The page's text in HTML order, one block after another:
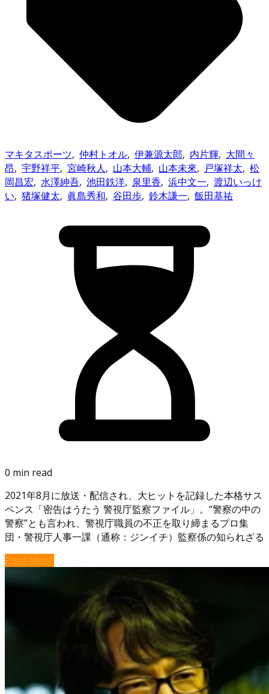
マキタスポーツ, 仲村トオル, 伊兼源太郎, 内片輝, 大間々
昂, 宇野祥平, 宮崎秋人, 山本大輔, 山本未來, 戸塚祥太, 松
岡昌宏, 水澤紳吾, 池田鉄洋, 泉里香, 浜中文一, 渡辺いっけ
い, 猪塚健太, 眞島秀和, 谷田歩, 鈴木謙一, 飯田基祐
0 min read
2021年8月に放送・配信され、大ヒットを記録した本格サス
ペンス「密告はうたう 警視庁監察ファイル」。“警察の中の
警察”とも言われ、警視庁職員の不正を取り締まるプロ集
団・警視庁人事一課（通称：ジンイチ）監察係の知られざる
Read More